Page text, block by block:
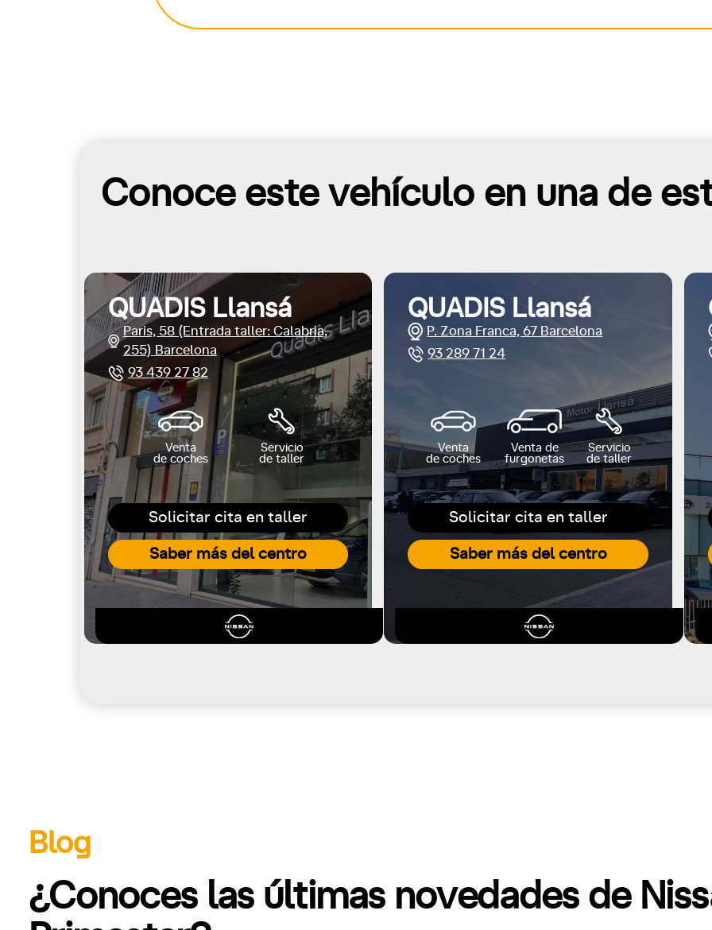
Conoce este vehículo en una de
Solicitar cita en taller
Saber más del centro
QUADIS Llansá
Paris, 58 (Entrada taller: Calabria,
255) Barcelona
93 439 27 82
Venta
de coches
Servicio
de taller
Solicitar cita en taller
Saber más del centro
QUADIS Llansá
P. Zona Franca, 67 Barcelona
93 289 71 24
Venta
de coches
Venta de
furgonetas
Servicio
de taller
Blog
¿Conoces las últimas novedades de